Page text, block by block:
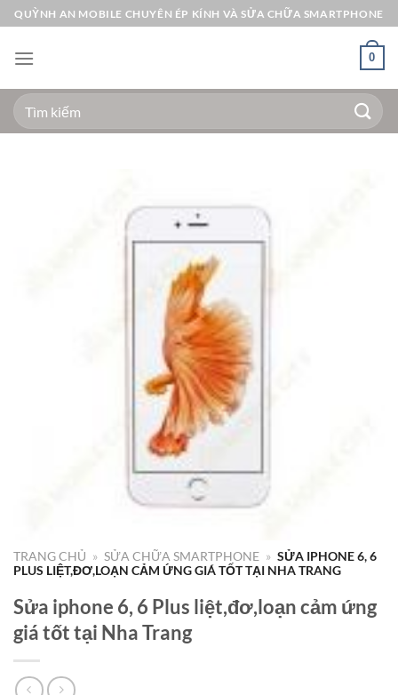
Bỏ
qua
nội
QUỲNH AN MOBILE CHUYÊN ÉP KÍNH VÀ SỬA CHỮA SMARTPHONE
0
Tìm
kiếm:
TRANG CHỦ » SỬA CHỮA SMARTPHONE » SỬA IPHONE 6, 6
PLUS LIỆT,ĐƠ,LOẠN CẢM ỨNG GIÁ TỐT TẠI NHA TRANG
Sửa iphone 6, 6 Plus liệt,đơ,loạn cảm ứng
giá tốt tại Nha Trang